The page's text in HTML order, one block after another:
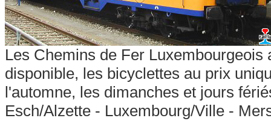
Les Chemins de Fer
disponible, les bicyclettes au prix
l'automne, les dimanches et jours
Esch/Alzette - Luxembourg/Ville -